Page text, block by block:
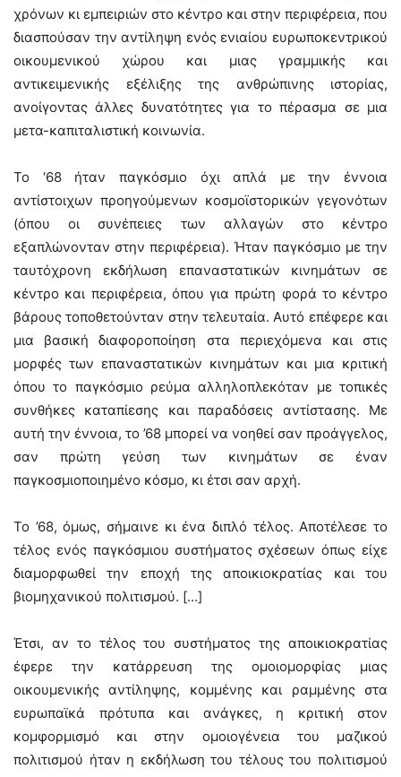
χρόνων κι εμπειριών στο κέντρο και στην περιφέρεια, που
διασπούσαν την αντίληψη ενός ενιαίου ευρωποκεντρικού
οικουμενικού χώρου και μιας γραμμικής και
αντικειμενικής εξέλιξης της ανθρώπινης ιστορίας,
ανοίγοντας άλλες δυνατότητες για το πέρασμα σε μια
μετα-καπιταλιστική κοινωνία.
Το ‘68 ήταν παγκόσμιο όχι απλά με την έννοια
αντίστοιχων προηγούμενων κοσμοϊστορικών γεγονότων
(όπου οι συνέπειες των αλλαγών στο κέντρο
εξαπλώνονταν στην περιφέρεια). Ήταν παγκόσμιο με την
ταυτόχρονη εκδήλωση επαναστατικών κινημάτων σε
κέντρο και περιφέρεια, όπου για πρώτη φορά το κέντρο
βάρους τοποθετούνταν στην τελευταία. Αυτό επέφερε και
μια βασική διαφοροποίηση στα περιεχόμενα και στις
μορφές των επαναστατικών κινημάτων και μια κριτική
όπου το παγκόσμιο ρεύμα αλληλοπλεκόταν με τοπικές
συνθήκες καταπίεσης και παραδόσεις αντίστασης. Με
αυτή την έννοια, το ’68 μπορεί να νοηθεί σαν προάγγελος,
σαν πρώτη γεύση των κινημάτων σε έναν
παγκοσμιοποιημένο κόσμο, κι έτσι σαν αρχή.
Το ’68, όμως, σήμαινε κι ένα διπλό τέλος. Αποτέλεσε το
τέλος ενός παγκόσμιου συστήματος σχέσεων όπως είχε
διαμορφωθεί την εποχή της αποικιοκρατίας και του
βιομηχανικού πολιτισμού. […]
Έτσι, αν το τέλος του συστήματος της αποικιοκρατίας
έφερε την κατάρρευση της ομοιομορφίας μιας
οικουμενικής αντίληψης, κομμένης και ραμμένης στα
ευρωπαϊκά πρότυπα και ανάγκες, η κριτική στον
κομφορμισμό και στην ομοιογένεια του μαζικού
πολιτισμού ήταν η εκδήλωση του τέλους του πολιτισμού